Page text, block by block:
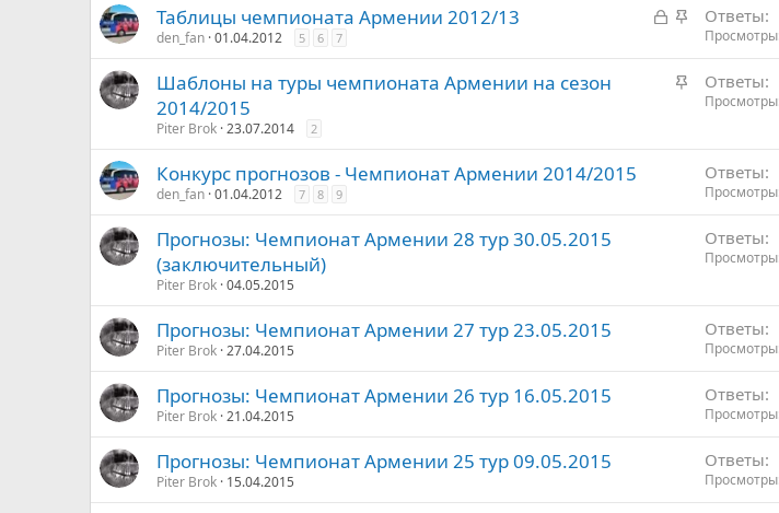
р
п
л
о
З
к
о
З
к
р
л
о
Таблицы чемпионата Армении 2012/13
den_fan 01.04.2012 5 6 7
Ответы
Просмотры
З
р
л
Шаблоны на туры чемпионата Армении на сезон
2014/2015
Piter Brok 23.07.2014 2
Ответы
Просмотры
Конкурс прогнозов - Чемпионат Армении 2014/2015
den_fan 01.04.2012 7 8 9
Ответы
Просмотры
Прогнозы: Чемпионат Армении 28 тур 30.05.2015
(заключительный)
Piter Brok 04.05.2015
Ответы
Просмотры
Прогнозы: Чемпионат Армении 27 тур 23.05.2015
Piter Brok 27.04.2015
Ответы
Просмотры
Прогнозы: Чемпионат Армении 26 тур 16.05.2015
Piter Brok 21.04.2015
Ответы
Просмотры
Прогнозы: Чемпионат Армении 25 тур 09.05.2015
Piter Brok 15.04.2015
Ответы
Просмотры